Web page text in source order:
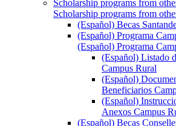
Scholarship programs from
Scholarship programs from
(Español) Becas
(Español) Programa
(Español) Programa
(Español) Listado
Campus Rural
(Español)
Beneficiarios
(Español)
Anexos Campus
(Español) Becas